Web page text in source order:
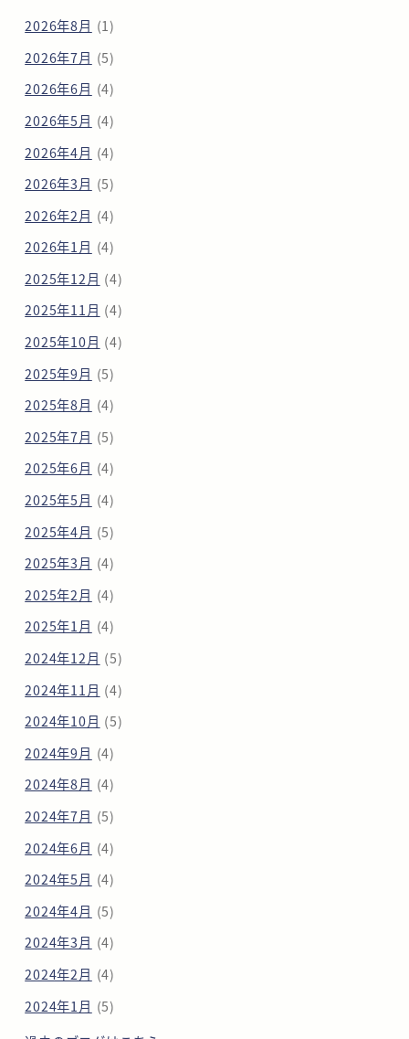
2026年8月 (1)
2026年7月 (5)
2026年6月 (4)
2026年5月 (4)
2026年4月 (4)
2026年3月 (5)
2026年2月 (4)
2026年1月 (4)
2025年12月 (4)
2025年11月 (4)
2025年10月 (4)
2025年9月 (5)
2025年8月 (4)
2025年7月 (5)
2025年6月 (4)
2025年5月 (4)
2025年4月 (5)
2025年3月 (4)
2025年2月 (4)
2025年1月 (4)
2024年12月 (5)
2024年11月 (4)
2024年10月 (5)
2024年9月 (4)
2024年8月 (4)
2024年7月 (5)
2024年6月 (4)
2024年5月 (4)
2024年4月 (5)
2024年3月 (4)
2024年2月 (4)
2024年1月 (5)